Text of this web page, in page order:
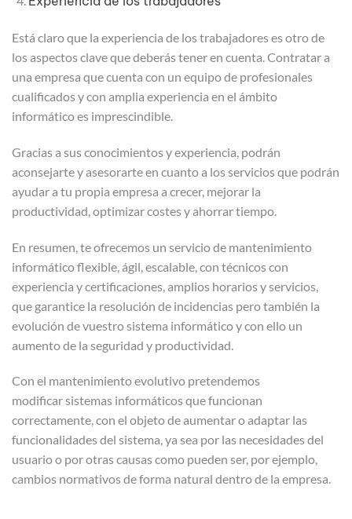
Está claro que la experiencia de los trabajadores es otro de
los aspectos clave que deberás tener en cuenta. Contratar a
una empresa que cuenta con un equipo de profesionales
cualificados y con amplia experiencia en el ámbito
informático es imprescindible.
Gracias a sus conocimientos y experiencia, podrán
aconsejarte y asesorarte en cuanto a los servicios que podrán
ayudar a tu propia empresa a crecer, mejorar la
productividad, optimizar costes y ahorrar tiempo.
En resumen, te ofrecemos un servicio de mantenimiento
informático flexible, ágil, escalable, con técnicos con
experiencia y certificaciones, amplios horarios y servicios,
que garantice la resolución de incidencias pero también la
evolución de vuestro sistema informático y con ello un
aumento de la seguridad y productividad.
Con el mantenimiento evolutivo pretendemos
modificar sistemas informáticos que funcionan
correctamente, con el objeto de aumentar o adaptar las
funcionalidades del sistema, ya sea por las necesidades del
usuario o por otras causas como pueden ser, por ejemplo,
cambios normativos de forma natural dentro de la empresa.